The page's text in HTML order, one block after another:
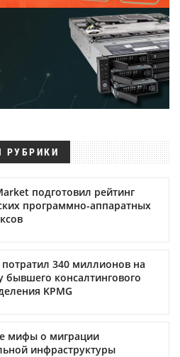
РУБРИКИ
подготовил рейтинг
программно-аппаратных
340 миллионов на
бывшего консалтингового
KPMG
мифы о миграции
инфраструктуры